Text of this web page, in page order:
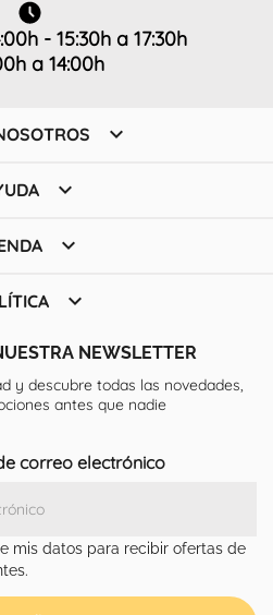
- 15:30h a 17:30h
a 14:00h




NEWSLETTER
y descubre todas las novedades,
antes que nadie
correo electrónico
mis datos para recibir ofertas de